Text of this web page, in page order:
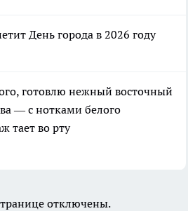
День города в 2026 году
готовлю нежный восточный
— с нотками белого
тает во рту
отключены.